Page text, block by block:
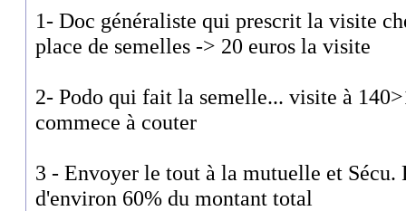
1- Doc généraliste qui prescrit la visite
place de semelles -> 20 euros la visite
2- Podo qui fait la semelle... visite à
commece à couter
3 - Envoyer le tout à la mutuelle et Sécu.
d'environ 60% du montant total